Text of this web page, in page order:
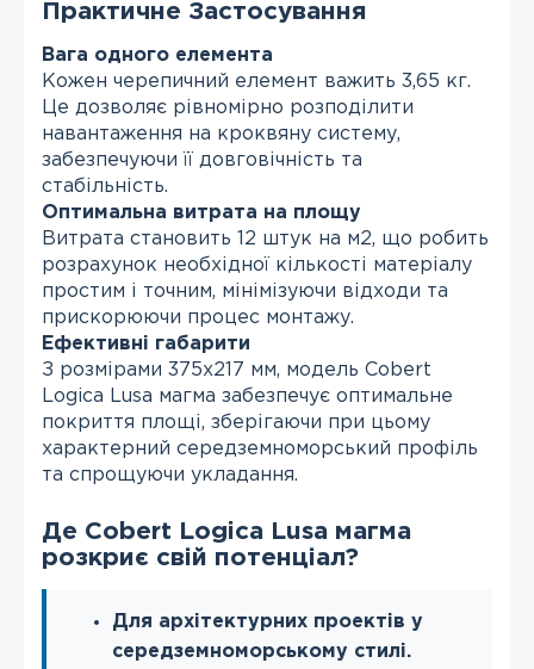
Практичне Застосування
Вага одного елемента
Кожен черепичний елемент важить 3,65 кг.
Це дозволяє рівномірно розподілити
навантаження на кроквяну систему,
забезпечуючи її довговічність та
стабільність.
Оптимальна витрата на площу
Витрата становить 12 штук на м2, що робить
розрахунок необхідної кількості матеріалу
простим і точним, мінімізуючи відходи та
прискорюючи процес монтажу.
Ефективні габарити
З розмірами 375х217 мм, модель Cobert
Logica Lusa магма забезпечує оптимальне
покриття площі, зберігаючи при цьому
характерний середземноморський профіль
та спрощуючи укладання.
Де Cobert Logica Lusa магма
розкриє свій потенціал?
Для архітектурних проектів у
середземноморському стилі.